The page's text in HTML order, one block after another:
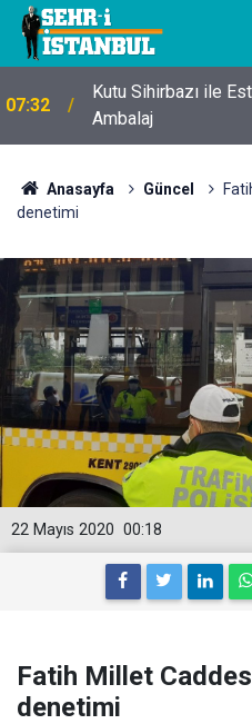
07:32
Kutu Sihirbazı ile
Ambalaj
Anasayfa Güncel
denetimi
00:18
22 Mayıs 2020
Fatih Millet
denetimi